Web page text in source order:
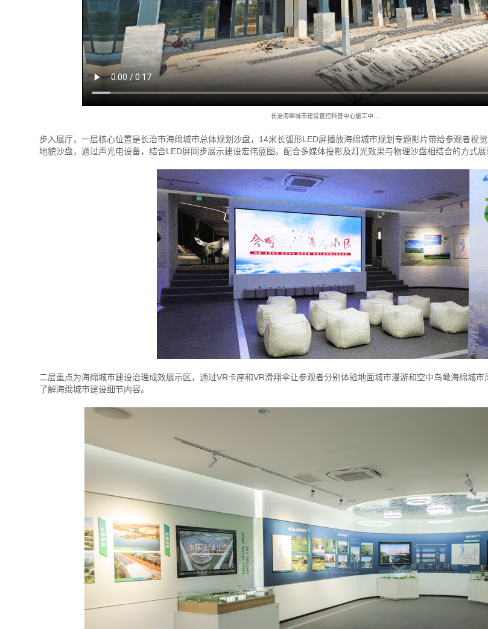
长治海绵城市建设管控科普中心施工中....
步入展厅，一层核心位置是长治市海绵城市总体规划沙盘，14米长弧形LED屏播放海绵城市规划专题影片带给参观者视
地貌沙盘，通过声光电设备，结合LED屏同步展示建设宏伟蓝图。配合多媒体投影及灯光效果与物理沙盘相结合的方式展
二层重点为海绵城市建设治理成效展示区，通过VR卡座和VR滑翔伞让参观者分别体验地面城市漫游和空中鸟瞰海绵城市
了解海绵城市建设细节内容。